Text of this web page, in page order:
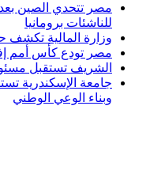
مصر تتحدي الصين بعد
للناشئات برومانيا
وزارة المالية
مصر تودع كأس أمم
الشريف تستقبل
جامعة الإسكندرية
وبناء الوعي الوطني